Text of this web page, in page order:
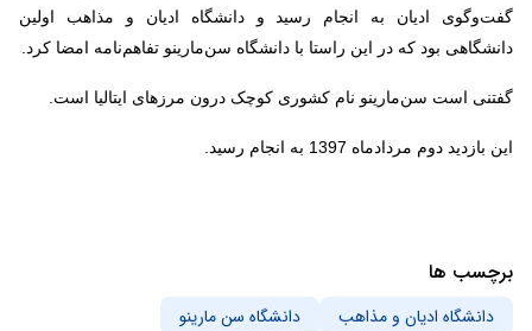
گفت‌وگوی ادیان به انجام رسید و دانشگاه ادیان و مذاهب اولین
دانشگاهی بود که در این راستا با دانشگاه سن‌مارینو تفاهم‌نامه امضا کرد.
گفتنی است سن‌مارینو نام کشوری کوچک درون مرزهای ایتالیا است.
این بازدید دوم مردادماه 1397 به انجام رسید.
برچسب ها
دانشگاه ادیان و مذاهب دانشگاه سن مارینو